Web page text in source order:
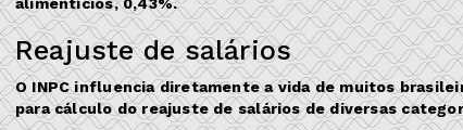
Reajuste de salários
O INPC influencia diretamente a vida de muitos
para cálculo do reajuste de salários de diversas